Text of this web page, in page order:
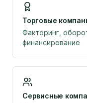
Торговые
Факторинг,
финансирование
Сервисные